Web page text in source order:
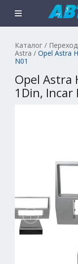
Каталог /
Astra / Opel Astra
N01
Opel Astra
1Din, Incar